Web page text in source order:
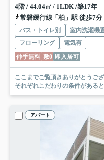
4階 / 44.04㎡ / 1LDK /築17年
常磐緩行線「柏」駅 徒歩7分
バス・トイレ別 室内洗濯機
フローリング
電気有
仲手無料 敷0 即入居可
ここまでご覧頂きありがとうございます。 お部屋探しの
それぞれこだわりの条件がある
アパート